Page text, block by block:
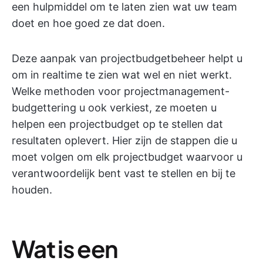
een hulpmiddel om te laten zien wat uw team
doet en hoe goed ze dat doen.
Deze aanpak van projectbudgetbeheer helpt u
om in realtime te zien wat wel en niet werkt.
Welke methoden voor projectmanagement-
budgettering u ook verkiest, ze moeten u
helpen een projectbudget op te stellen dat
resultaten oplevert. Hier zijn de stappen die u
moet volgen om elk projectbudget waarvoor u
verantwoordelijk bent vast te stellen en bij te
houden.
Wat is een